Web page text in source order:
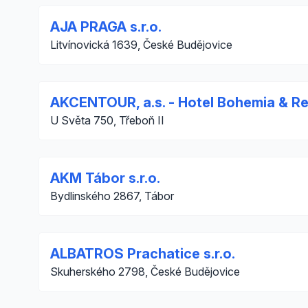
AJA PRAGA s.r.o.
Litvínovická 1639, České Budějovice
AKCENTOUR, a.s. - Hotel Bohemia &
U Světa 750, Třeboň II
AKM Tábor s.r.o.
Bydlinského 2867, Tábor
ALBATROS Prachatice s.r.o.
Skuherského 2798, České Budějovice